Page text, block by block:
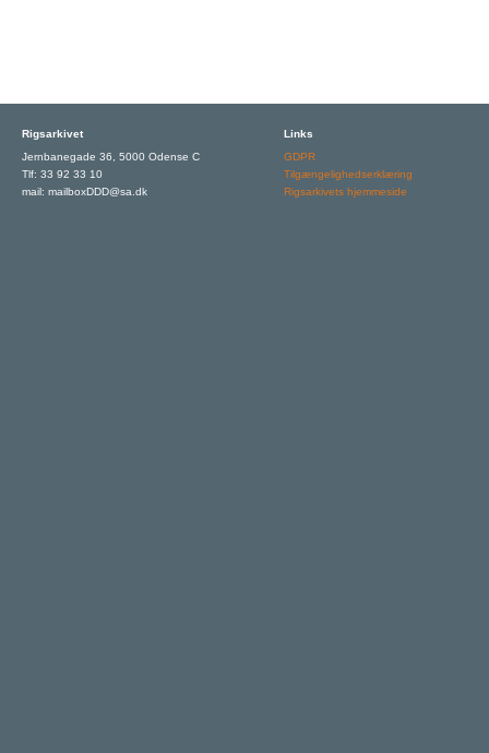
Rigsarkivet
Jernbanegade 36, 5000 Odense C
Tlf: 33 92 33 10
mail: mailboxDDD@sa.dk
Links
GDPR
Tilgængelighedserklæring
Rigsarkivets hjemmeside